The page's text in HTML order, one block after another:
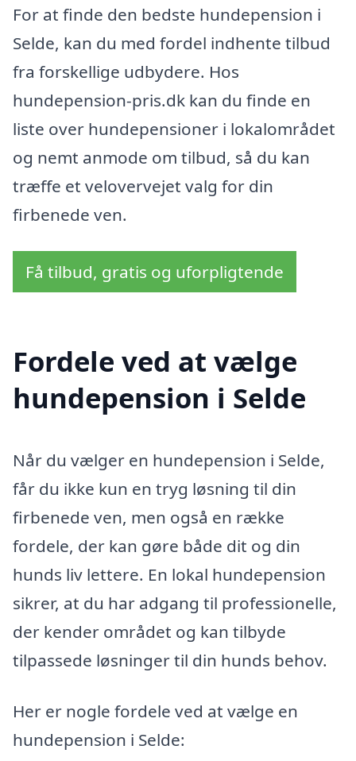
For at finde den bedste hundepension i
Selde, kan du med fordel indhente tilbud
fra forskellige udbydere. Hos
hundepension-pris.dk kan du finde en
liste over hundepensioner i lokalområdet
og nemt anmode om tilbud, så du kan
træffe et velovervejet valg for din
firbenede ven.
Få tilbud, gratis og uforpligtende
Fordele ved at vælge
hundepension i Selde
Når du vælger en hundepension i Selde,
får du ikke kun en tryg løsning til din
firbenede ven, men også en række
fordele, der kan gøre både dit og din
hunds liv lettere. En lokal hundepension
sikrer, at du har adgang til professionelle,
der kender området og kan tilbyde
tilpassede løsninger til din hunds behov.
Her er nogle fordele ved at vælge en
hundepension i Selde: